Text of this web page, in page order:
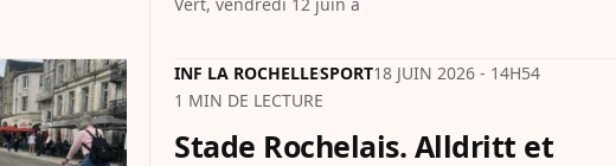
INF LA ROCHELLESPORT18 JUIN 2026 - 14H54
1 MIN DE LECTURE
Stade Rochelais. Alldritt et